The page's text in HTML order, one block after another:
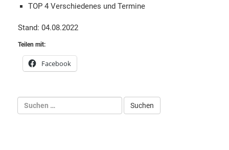
TOP 4 Verschiedenes und Termine
Stand: 04.08.2022
Teilen mit:
Facebook